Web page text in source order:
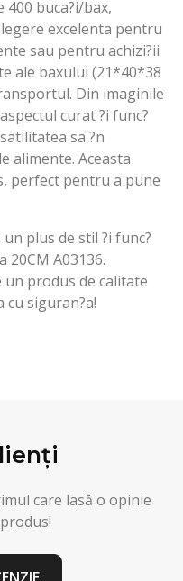
400 buca?i/bax,
excelenta pentru
sau pentru achizi?ii
ale baxului (21*40*38
Din imaginile
curat ?i func?
sa ?n
alimente. Aceasta
perfect pentru a pune
plus de stil ?i func?
20CM A03136.
un produs de calitate
siguran?a!
care lasă o opinie